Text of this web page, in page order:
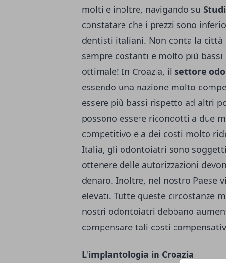
molti e inoltre, navigando su
constatare che i prezzi sono
dentisti italiani. Non conta la città
sempre costanti e molto più
ottimale! In Croazia, il settore
essendo una nazione molto
essere più bassi rispetto ad altri
possono essere ricondotti a due
competitivo e a dei costi molto
Italia, gli odontoiatri sono
ottenere delle autorizzazioni
denaro. Inoltre, nel nostro Paese
elevati. Tutte queste circostanze
nostri odontoiatri debbano
compensare tali costi
L'implantologia in Croazia